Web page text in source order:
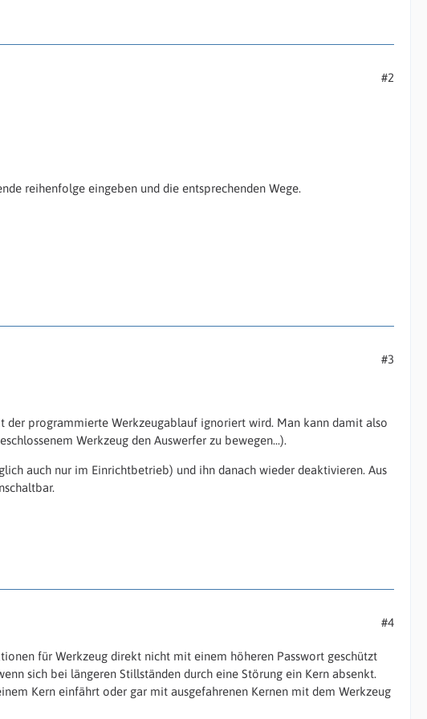
#2
reihenfolge eingeben und die entsprechenden Wege.
#3
programmierte Werkzeugablauf ignoriert wird. Man kann damit also
Werkzeug den Auswerfer zu bewegen...).
auch nur im Einrichtbetrieb) und ihn danach wieder deaktivieren. Aus
#4
für Werkzeug direkt nicht mit einem höheren Passwort geschützt
sich bei längeren Stillständen durch eine Störung ein Kern absenkt.
Kern einfährt oder gar mit ausgefahrenen Kernen mit dem Werkzeug